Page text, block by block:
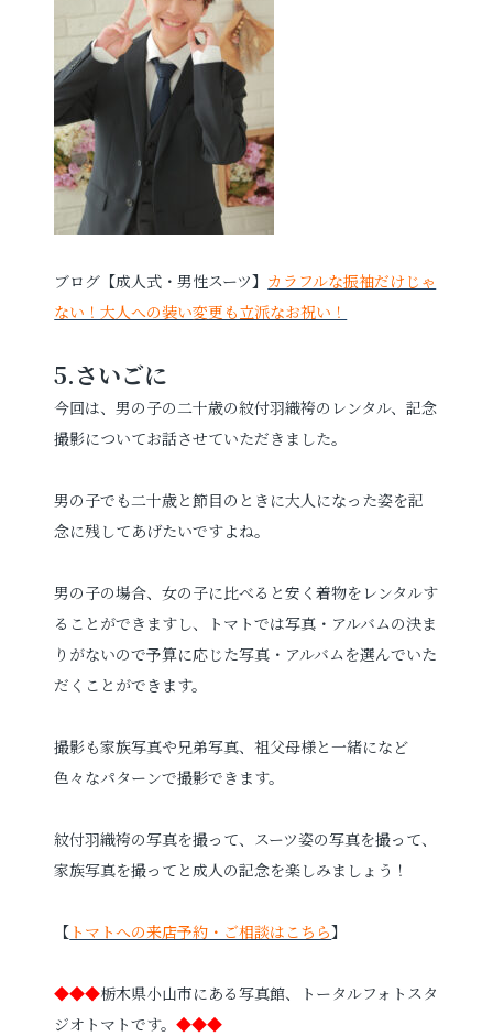
ブログ【成人式・男性スーツ】 カラフルな振袖だけじゃ
ない！大人への装い変更も立派なお祝い！
5.さいごに
今回は、男の子の二十歳の紋付羽織袴のレンタル、記念
撮影についてお話させていただきました。
男の子でも二十歳と節目のときに大人になった姿を記
念に残してあげたいですよね。
男の子の場合、女の子に比べると安く着物をレンタルす
ることができますし、トマトでは写真・アルバムの決ま
りがないので予算に応じた写真・アルバムを選んでいた
だくことができます。
撮影も家族写真や兄弟写真、祖父母様と一緒になど
色々なパターンで撮影できます。
紋付羽織袴の写真を撮って、スーツ姿の写真を撮って、
家族写真を撮ってと成人の記念を楽しみましょう！
【 トマトへの来店予約・ご相談はこちら】
◆◆◆栃木県小山市にある写真館、トータルフォトスタ
ジオトマトです。◆◆◆